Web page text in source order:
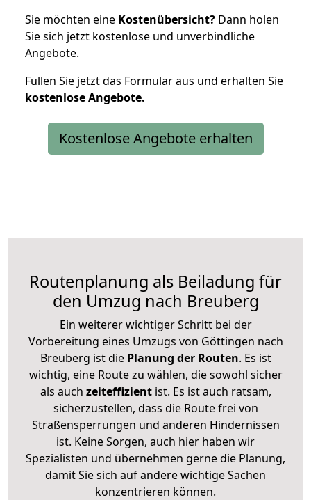
Sie möchten eine Kostenübersicht? Dann holen
Sie sich jetzt kostenlose und unverbindliche
Angebote.
Füllen Sie jetzt das Formular aus und erhalten Sie
kostenloseAngebote.
Kostenlose Angebote erhalten
Routenplanung als Beiladung für
den Umzug nach Breuberg
Ein weiterer wichtiger Schritt bei der
Vorbereitung eines Umzugs von Göttingen nach
Breuberg ist diePlanung der Routen. Es ist
wichtig, eine Route zu wählen, die sowohl sicher
als auch zeiteffizientist. Es ist auch ratsam,
sicherzustellen, dass die Route frei von
Straßensperrungen und anderen Hindernissen
ist. Keine Sorgen, auch hier haben wir
Spezialisten und übernehmen gerne die Planung,
damit Sie sich auf andere wichtige Sachen
konzentrieren können.